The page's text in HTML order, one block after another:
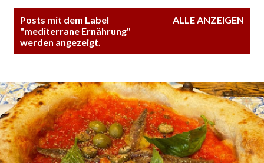
s
Posts mit dem Label
"mediterrane Ernährung"
werden angezeigt.
ALLE ANZEIGEN